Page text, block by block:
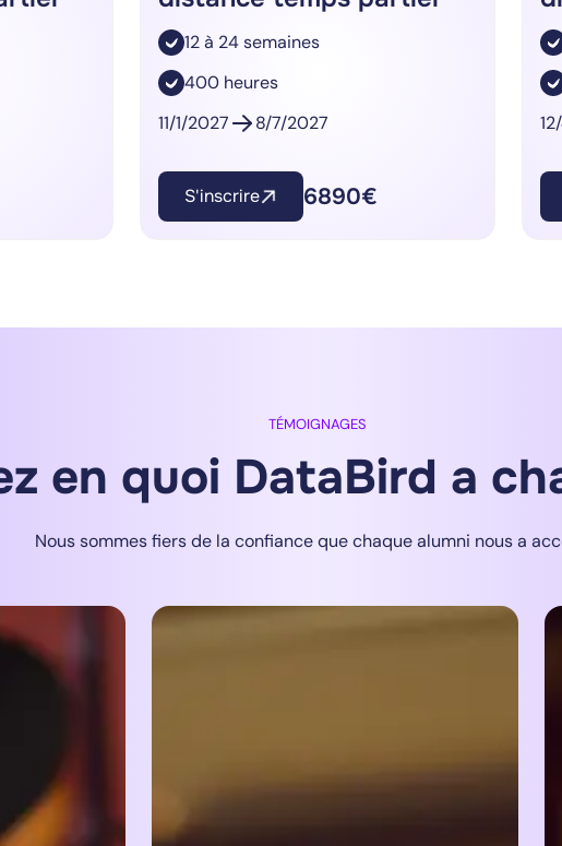
12 à 24 semaines
400 heures
11/1/2027
8/7/2027
S'inscrire 6890€
TÉMOIGNAGES
en quoi DataBird a
Nous sommes fiers de la confiance que chaque alumni nous a